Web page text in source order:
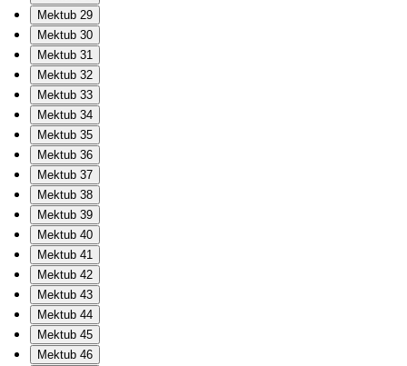
Mektub 29
Mektub 30
Mektub 31
Mektub 32
Mektub 33
Mektub 34
Mektub 35
Mektub 36
Mektub 37
Mektub 38
Mektub 39
Mektub 40
Mektub 41
Mektub 42
Mektub 43
Mektub 44
Mektub 45
Mektub 46